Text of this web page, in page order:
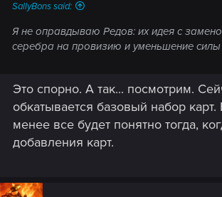
SallyBons said:
Я не оправдываю Редов: их идея с
серебра на провизию и уменьшение силы
Это спорно. А так... посмотрим.
обкатывается базовый набор карт.
менее все будет понятно тогда,
добавления карт.